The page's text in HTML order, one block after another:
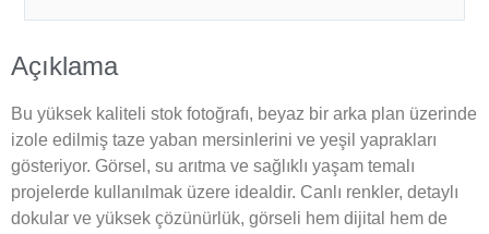
Açıklama
Bu yüksek kaliteli stok fotoğrafı, beyaz bir arka plan üzerinde
izole edilmiş taze yaban mersinlerini ve yeşil yaprakları
gösteriyor. Görsel, su arıtma ve sağlıklı yaşam temalı
projelerde kullanılmak üzere idealdir. Canlı renkler, detaylı
dokular ve yüksek çözünürlük, görseli hem dijital hem de